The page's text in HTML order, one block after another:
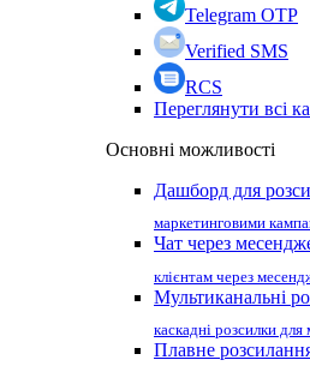
Telegram OTP
Verified SMS
RCS
Переглянути всі
Основні можливості
Дашборд для
маркетинговими
Чат через
клієнтам через
Мультиканальні
каскадні розсилки
Плавне